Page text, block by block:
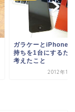
ガラケーとiPhone
持ちを1台にするた
考えたこと
2012年11